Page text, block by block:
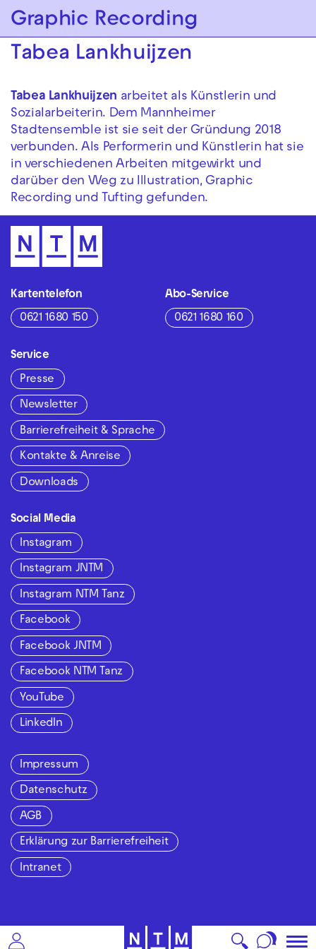
Zur Hauptnavigation springen
Zum Hauptinhalt springen Zum Footer springen
Graphic Recording
Tabea Lankhuijzen
Tabea Lankhuijzen arbeitet als Künstlerin und
Sozialarbeiterin. Dem Mannheimer
Stadtensemble ist sie seit der Gründung 2018
verbunden. Als Performerin und Künstlerin hat sie
in verschiedenen Arbeiten mitgewirkt und
darüber den Weg zu Illustration, Graphic
Recording und Tufting gefunden.
Kartentelefon
0621 1680 150
Abo-Service
0621 1680 160
Service
Presse
Newsletter
Barrierefreiheit & Sprache
Kontakte & Anreise
Downloads
Social Media
Instagram
Instagram JNTM
Instagram NTM Tanz
Facebook
Facebook JNTM
Facebook NTM Tanz
YouTube
LinkedIn
Impressum
Datenschutz
AGB
Erklärung zur Barrierefreiheit
Intranet